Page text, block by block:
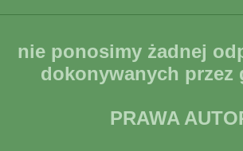
nie ponosimy żadnej
dokonywanych
PRAWA